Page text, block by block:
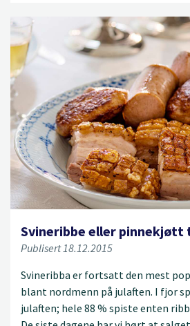
Svineribbe eller pinnekjøtt
Publisert 18.12.2015
Svineribba er fortsatt den mest
blant nordmenn på julaften. I fjor
julaften; hele 88 % spiste enten